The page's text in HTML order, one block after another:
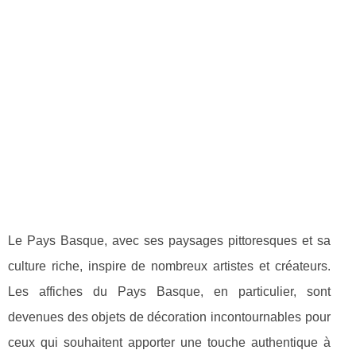
Le Pays Basque, avec ses paysages pittoresques et sa
culture riche, inspire de nombreux artistes et créateurs.
Les affiches du Pays Basque, en particulier, sont
devenues des objets de décoration incontournables pour
ceux qui souhaitent apporter une touche authentique à